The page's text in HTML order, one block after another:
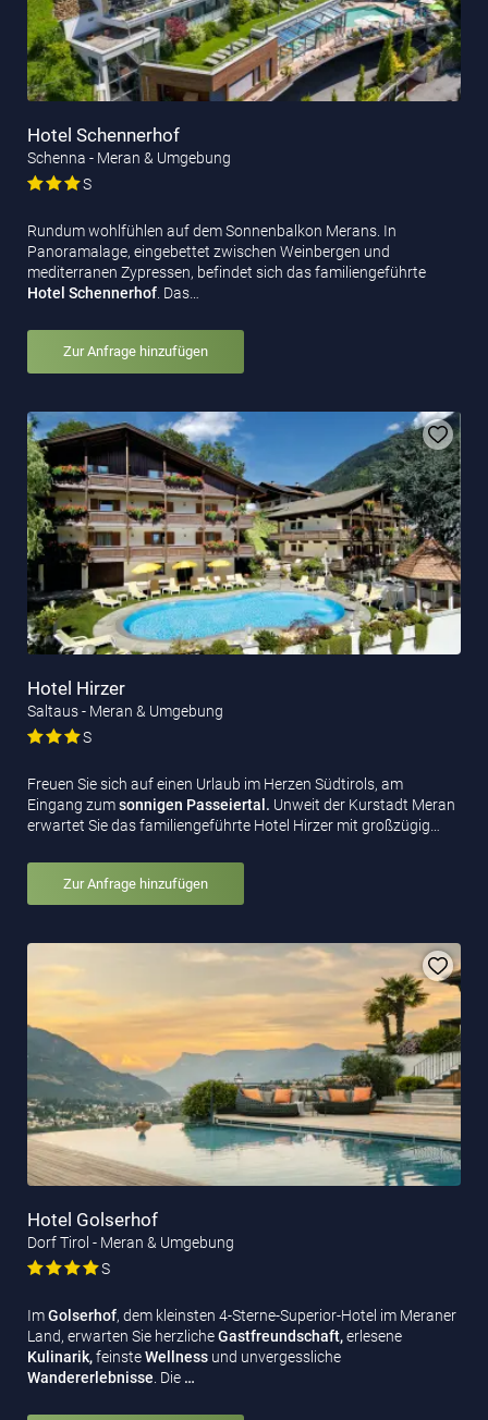
Hotel Schennerhof
Schenna - Meran & Umgebung
S
Rundum wohlfühlen auf dem Sonnenbalkon Merans. In
Panoramalage, eingebettet zwischen Weinbergen und
mediterranen Zypressen, befindet sich das familiengeführte
Hotel Schennerhof. Das…
Zur Anfrage hinzufügen
Hotel Hirzer
Saltaus - Meran & Umgebung
S
Freuen Sie sich auf einen Urlaub im Herzen Südtirols, am
Eingang zumsonnigen Passeiertal. Unweit der Kurstadt Meran
erwartet Sie das familiengeführte Hotel Hirzer mit großzügig…
Zur Anfrage hinzufügen
Hotel Golserhof
Dorf Tirol - Meran & Umgebung
S
ImGolserhof, dem kleinsten 4-Sterne-Superior-Hotel im Meraner
Land, erwarten Sie herzlicheGastfreundschaft,erlesene
Kulinarik,feinsteWellness und unvergessliche
Wandererlebnisse. Die …